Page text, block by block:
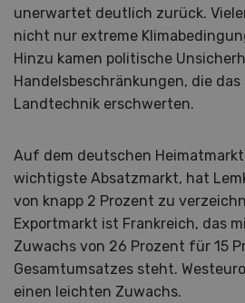
unerwartet deutlich zurück.
nicht nur extreme
Hinzu kamen politische
Handelsbeschränkungen, die
Landtechnik erschwerten.
Auf dem deutschen
wichtigste Absatzmarkt, hat
von knapp 2 Prozent zu
Exportmarkt ist Frankreich, das
Zuwachs von 26 Prozent für 15
Gesamtumsatzes steht.
einen leichten Zuwachs.